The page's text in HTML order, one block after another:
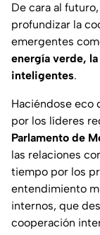
De cara al
profundizar la
emergentes
energía verde,
inteligentes.
Haciéndose eco
por los líderes
Parlamento de
las relaciones
tiempo por los
entendimiento
internos, que
cooperación